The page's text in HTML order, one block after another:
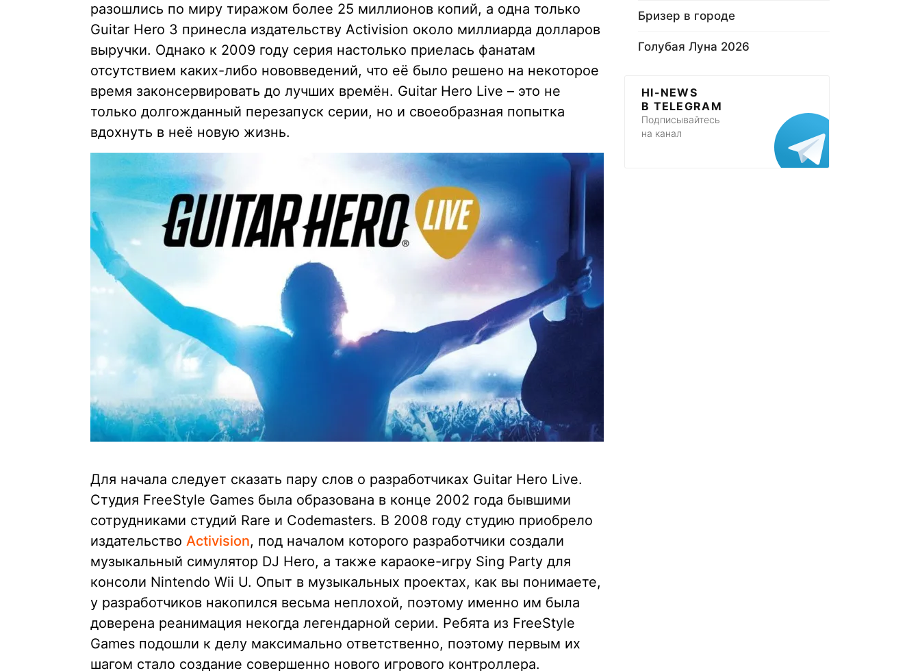
разошлись по миру тиражом более 25 миллионов копий, а одна только
Guitar Hero 3 принесла издательству Activision около миллиарда долларов
выручки. Однако к 2009 году серия настолько приелась фанатам
отсутствием каких-либо нововведений, что её было решено на некоторое
время законсервировать до лучших времён. Guitar Hero Live – это не
только долгожданный перезапуск серии, но и своеобразная попытка
вдохнуть в неё новую жизнь.
Для начала следует сказать пару слов о разработчиках Guitar Hero Live.
Студия FreeStyle Games была образована в конце 2002 года бывшими
сотрудниками студий Rare и Codemasters. В 2008 году студию приобрело
издательство Activision, под началом которого разработчики создали
музыкальный симулятор DJ Hero, а также караоке-игру Sing Party для
консоли Nintendo Wii U. Опыт в музыкальных проектах, как вы понимаете,
у разработчиков накопился весьма неплохой, поэтому именно им была
доверена реанимация некогда легендарной серии. Ребята из FreeStyle
Games подошли к делу максимально ответственно, поэтому первым их
шагом стало создание совершенно нового игрового контроллера.
Бризер в городе
Голубая Луна 2026
HI-NEWS
В TELEGRAM
Подписывайтесь
на канал